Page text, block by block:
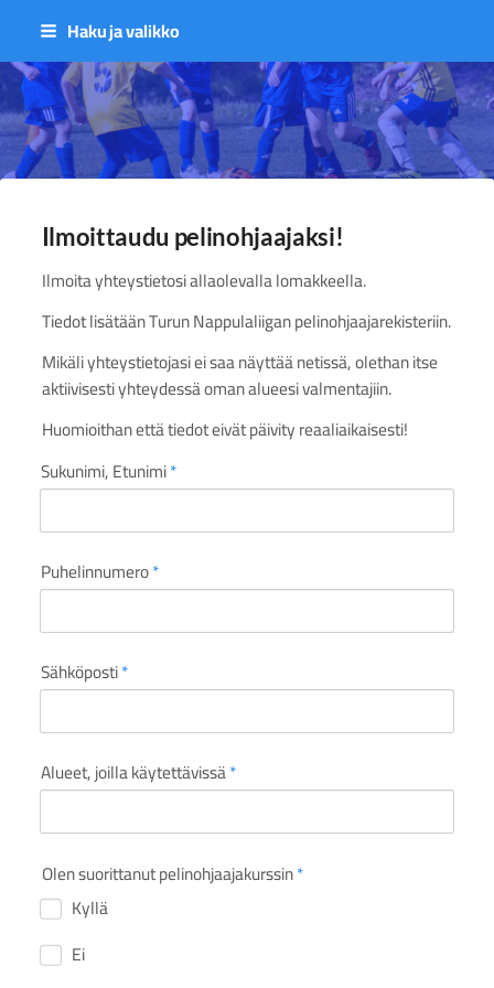
Siirry
sisältöön
Haku ja valikko
Sivuston etusivulle
Ilmoittaudu pelinohjaajaksi!
Ilmoita yhteystietosi allaolevalla lomakkeella.
Tiedot lisätään Turun Nappulaliigan pelinohjaajarekisteriin.
Mikäli yhteystietojasi ei saa näyttää netissä, olethan itse
aktiivisesti yhteydessä oman alueesi valmentajiin.
Huomioithan että tiedot eivät päivity reaaliaikaisesti!
Sukunimi, Etunimi*
Puhelinnumero*
Sähköposti*
Alueet, joilla käytettävissä*
Olen suorittanut pelinohjaajakurssin*
Kyllä
Ei